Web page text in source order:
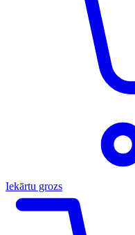
Iekārtu grozs